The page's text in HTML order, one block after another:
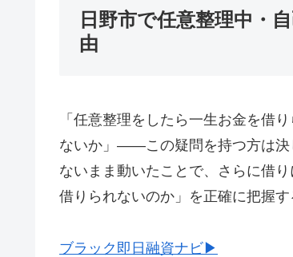
日野市で任意整理中・
由
「任意整理をしたら一生お金を借
ないか」——この疑問を持つ方は決
ないまま動いたことで、さらに借
借りられないのか」を正確に把握
ブラック即日融資ナビ▶